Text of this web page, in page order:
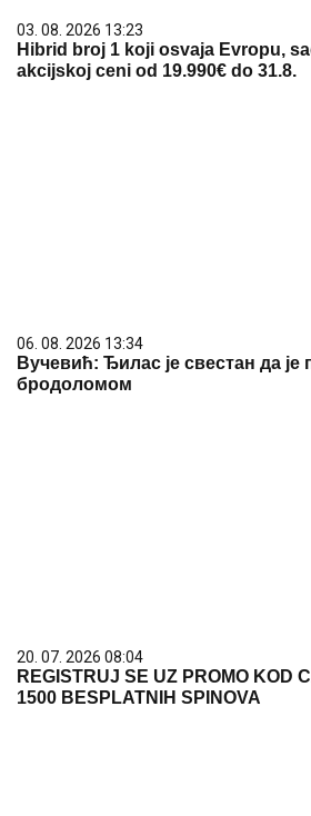
03. 08. 2026 13:23
Hibrid broj 1 koji osvaja Evropu,
akcijskoj ceni od 19.990€ do 31.8.
06. 08. 2026 13:34
Вучевић: Ђилас је свестан да
бродоломом
20. 07. 2026 08:04
REGISTRUJ SE UZ PROMO KOD
1500 BESPLATNIH SPINOVA